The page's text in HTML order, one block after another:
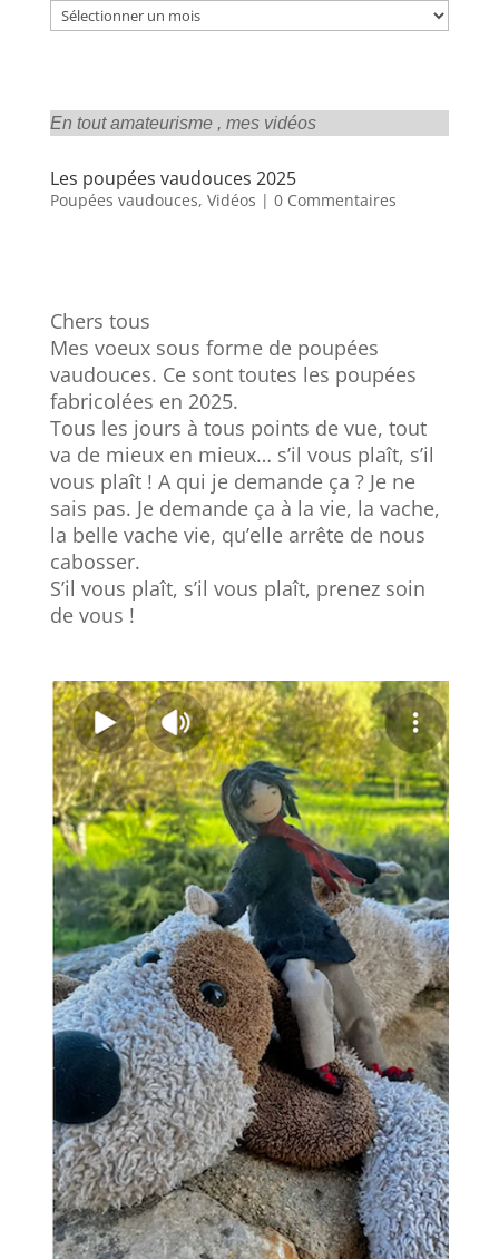
Archives
En tout amateurisme , mes vidéos
Les poupées vaudouces 2025
Poupées vaudouces, Vidéos | 0 Commentaires
Chers tous
Mes voeux sous forme de poupées
vaudouces. Ce sont toutes les poupées
fabricolées en 2025.
Tous les jours à tous points de vue, tout
va de mieux en mieux… s’il vous plaît, s’il
vous plaît ! A qui je demande ça ? Je ne
sais pas. Je demande ça à la vie, la vache,
la belle vache vie, qu’elle arrête de nous
cabosser.
S’il vous plaît, s’il vous plaît, prenez soin
de vous !